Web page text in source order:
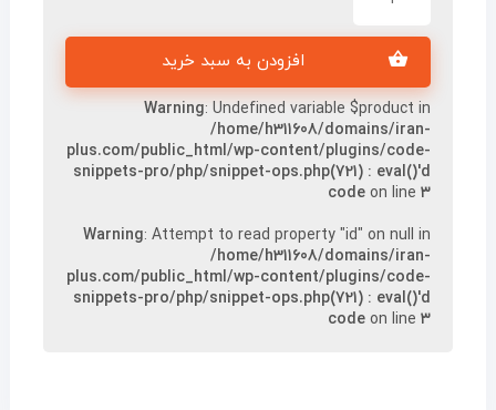
افزودن به سبد خرید
Warning: Undefined variable $product in
/home/h311608/domains/iran-
plus.com/public_html/wp-content/plugins/code-
snippets-pro/php/snippet-ops.php(721) : eval()'d
code on line۳
Warning: Attempt to read property "id" on null in
/home/h311608/domains/iran-
plus.com/public_html/wp-content/plugins/code-
snippets-pro/php/snippet-ops.php(721) : eval()'d
code on line۳